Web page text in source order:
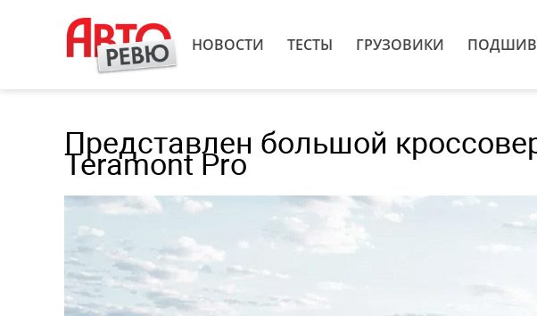
НОВОСТИ ТЕСТЫ ГРУЗОВИКИ
Представлен большой
Teramont Pro